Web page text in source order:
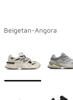
Beigetan-Angora